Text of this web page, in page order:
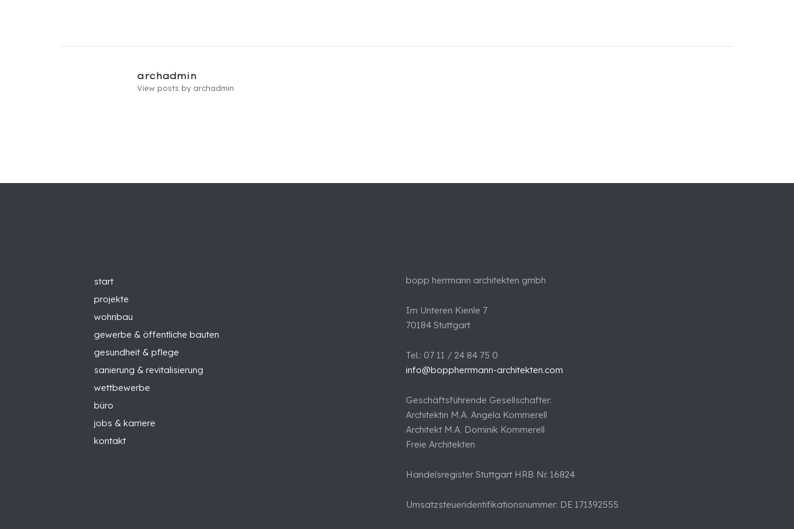
archadmin
View posts by archadmin
start
projekte
wohnbau
gewerbe & öffentliche bauten
gesundheit & pflege
sanierung & revitalisierung
wettbewerbe
büro
jobs & karriere
kontakt
bopp herrmann architekten gmbh
Im Unteren Kienle 7
70184 Stuttgart
Tel.: 07 11 / 24 84 75 0
info@boppherrmann-architekten.com
Geschäftsführende Gesellschafter:
Architektin M.A. Angela Kommerell
Architekt M.A. Dominik Kommerell
Freie Architekten
Handelsregister Stuttgart HRB Nr. 16824
Umsatzsteueridentifikationsnummer: DE 171392555